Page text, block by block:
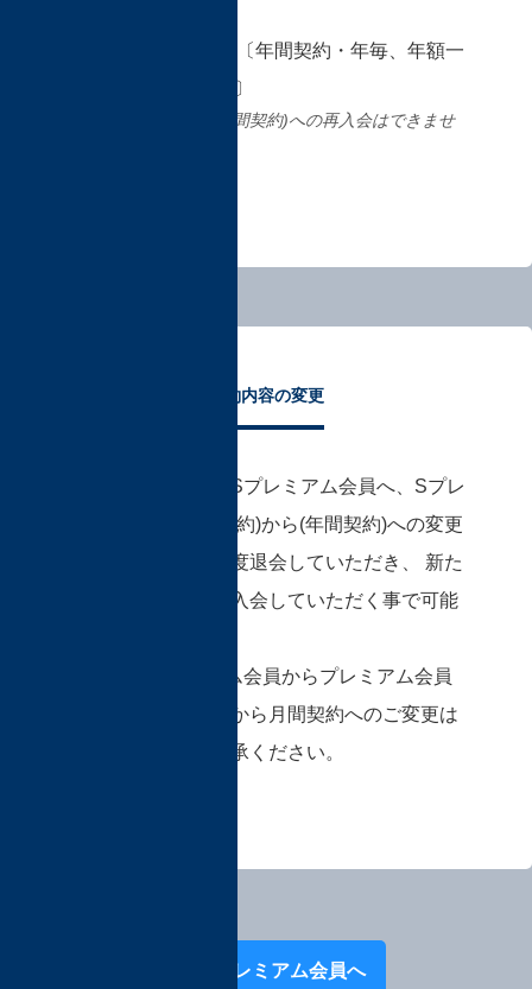
□ Sプレミアム会員〔年間契約・年毎、年額一
括払い(2ヵ月分割引)〕
Sプレミアム会員(月間契約)への再入会はできませ
契約内容の変更
プレミアム会員からSプレミアム会員へ、Sプレ
ミアム会員の(月間契約)から(年間契約)への変更
は、現在の会員を一度退会していただき、 新た
にご希望の会員へ再入会していただく事で可能
ただし、Sプレミアム会員からプレミアム会員
へ、または年間契約から月間契約へのご変更は
できませんのでご了承ください。
Next:プレミアム会員へ